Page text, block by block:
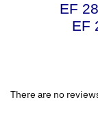
EF
EF
There are no